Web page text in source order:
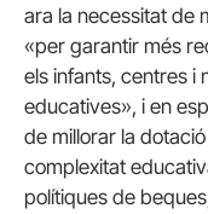
ara la necessitat de
«per garantir més
els infants, centres i
educatives», i en
de millorar la
complexitat
polítiques de